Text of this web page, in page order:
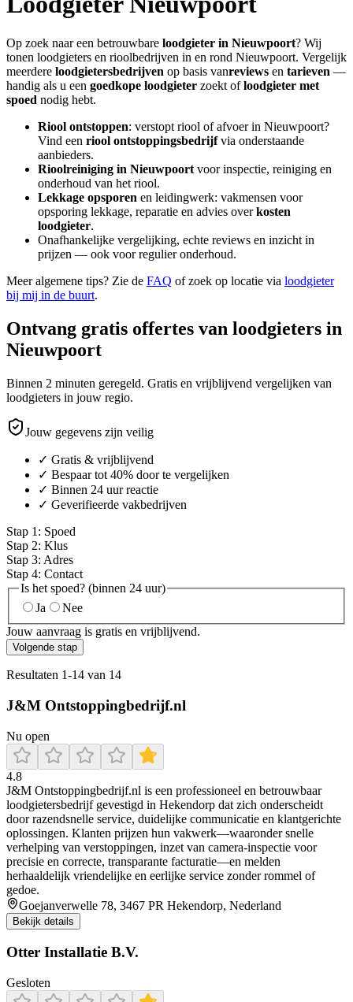
Op zoek naar een betrouwbare loodgieter in Nieuwpoort? Wij
tonen loodgieters en rioolbedrijven in en rond Nieuwpoort. Vergelijk
meerdere loodgietersbedrijven op basis vanreviews en tarieven —
handig als u een goedkope loodgieter zoekt ofloodgieter met
spoed nodig hebt.
Riool ontstoppen: verstopt riool of afvoer in Nieuwpoort?
Vind een riool ontstoppingsbedrijfvia onderstaande
aanbieders.
Rioolreiniging in Nieuwpoort voor inspectie, reiniging en
onderhoud van het riool.
Lekkage opsporen en leidingwerk: vakmensen voor
opsporing lekkage, reparatie en advies overkosten
loodgieter.
Onafhankelijke vergelijking, echte reviews en inzicht in
prijzen — ook voor regulier onderhoud.
Meer algemene tips? Zie de FAQ of zoek op locatie via loodgieter
bij mij in de buurt.
Ontvang gratis offertes van loodgieters in
Nieuwpoort
Binnen 2 minuten geregeld. Gratis en vrijblijvend vergelijken van
loodgieters in jouw regio.
Jouw gegevens zijn veilig
✓ Gratis & vrijblijvend
✓ Bespaar tot 40% door te vergelijken
✓ Binnen 24 uur reactie
✓ Geverifieerde vakbedrijven
Stap 1 : Spoed
Stap 2: Klus
Stap 3: Adres
Stap 4: Contact
Is het spoed? (binnen 24 uur)
Ja
Nee
Jouw aanvraag is gratis en vrijblijvend.
Volgende stap
Resultaten 1-14 van 14
J&M Ontstoppingbedrijf.nl
Nu open
4.8
J&M Ontstoppingbedrijf.nl is een professioneel en betrouwbaar
loodgietersbedrijf gevestigd in Hekendorp dat zich onderscheidt
door razendsnelle service, duidelijke communicatie en klantgerichte
oplossingen. Klanten prijzen hun vakwerk—waaronder snelle
verhelping van verstoppingen, inzet van camera-inspectie voor
precisie en correcte, transparante facturatie—en melden
herhaaldelijk vriendelijke en eerlijke service zonder rommel of
gedoe.
Goejanverwelle 78, 3467 PR Hekendorp, Nederland
Bekijk details
Otter Installatie B.V.
Gesloten